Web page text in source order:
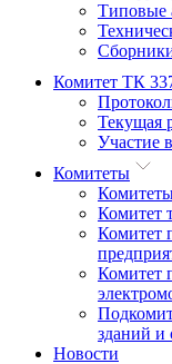
Типовые
Комитет ТК
Текущая
Участие
Комитеты
Комитеты
Комитет
Комитет
Комитет
зданий и
Новости